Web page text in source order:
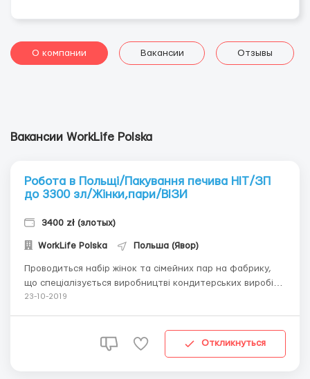
О компании Вакансии Отзывы
Вакансии WorkLife Polska
Робота в Польщі/Пакування печива HIT/ЗП
до 3300 зл/Жінки,пари/ВІЗИ
3400 zł (злотых)
WorkLife Polska Польша (Явор)
Проводиться набір жінок та сімейних пар на фабрику,
що спеціалізується виробництві кондитерських виробів
З процесом виробництва кондитерської продукції на
Відгуки клієнтів, що працюють...
23-10-2019
Откликнуться